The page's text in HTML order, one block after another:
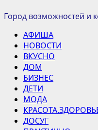
Город возможностей и
Основное
меню
АФИША
НОВОСТИ
ВКУСНО
ДОМ
БИЗНЕС
ДЕТИ
МОДА
ДОСУГ